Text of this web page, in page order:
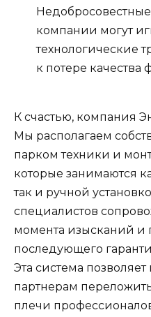
компании могут
технологические
к потере качества
К счастью, компания
Мы располагаем
парком техники и
которые занимаются
так и ручной
специалистов
момента изысканий и
последующего
Эта система
партнерам
плечи